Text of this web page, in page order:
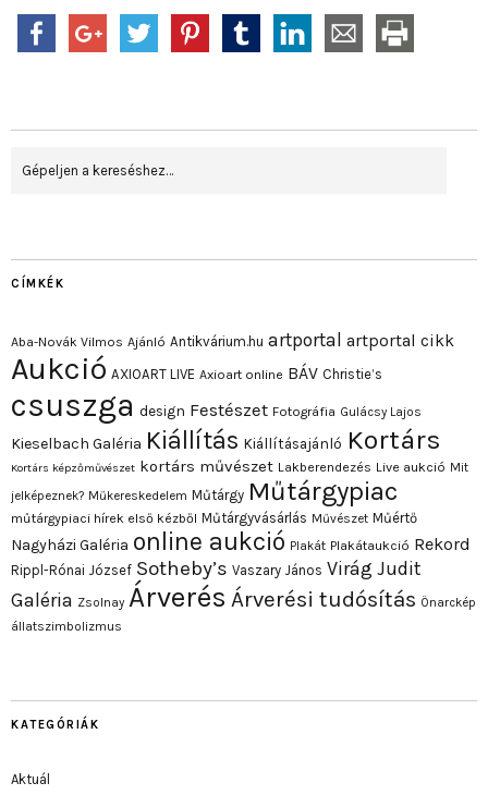
CÍMKÉK
Aba-Novák Vilmos Ajánló Antikvárium.hu artportal artportal cikk
Aukció AXIOART LIVE Axioart online BÁV Christie’s
csuszga design Festészet Fotográfia Gulácsy Lajos
Kieselbach Galéria Kiállítás Kiállításajánló Kortárs
Kortárs képzőművészet kortárs művészet Lakberendezés Live aukció Mit
jelképeznek? Műkereskedelem Műtárgy Műtárgypiac
műtárgypiaci hírek első kézből Műtárgyvásárlás Művészet Műértő
Nagyházi Galéria online aukció Plakát Plakátaukció Rekord
Rippl-Rónai József Sotheby’s Vaszary János Virág Judit
Galéria Zsolnay Árverés Árverési tudósítás Önarckép
állatszimbolizmus
KATEGÓRIÁK
Aktuál